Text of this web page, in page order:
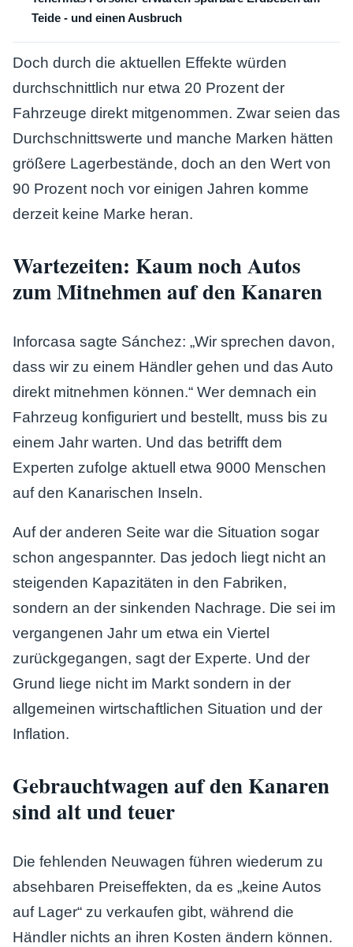
Teide - und einen Ausbruch
Doch durch die aktuellen Effekte würden
durchschnittlich nur etwa 20 Prozent der
Fahrzeuge direkt mitgenommen. Zwar seien das
Durchschnittswerte und manche Marken hätten
größere Lagerbestände, doch an den Wert von
90 Prozent noch vor einigen Jahren komme
derzeit keine Marke heran.
Wartezeiten: Kaum noch Autos
zum Mitnehmen auf den Kanaren
Inforcasa sagte Sánchez: „Wir sprechen davon,
dass wir zu einem Händler gehen und das Auto
direkt mitnehmen können.“ Wer demnach ein
Fahrzeug konfiguriert und bestellt, muss bis zu
einem Jahr warten. Und das betrifft dem
Experten zufolge aktuell etwa 9000 Menschen
auf den Kanarischen Inseln.
Auf der anderen Seite war die Situation sogar
schon angespannter. Das jedoch liegt nicht an
steigenden Kapazitäten in den Fabriken,
sondern an der sinkenden Nachrage. Die sei im
vergangenen Jahr um etwa ein Viertel
zurückgegangen, sagt der Experte. Und der
Grund liege nicht im Markt sondern in der
allgemeinen wirtschaftlichen Situation und der
Inflation.
Gebrauchtwagen auf den Kanaren
sind alt und teuer
Die fehlenden Neuwagen führen wiederum zu
absehbaren Preiseffekten, da es „keine Autos
auf Lager“ zu verkaufen gibt, während die
Händler nichts an ihren Kosten ändern können.